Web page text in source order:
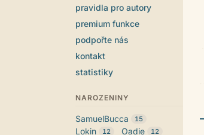
pravidla pro autory
premium funkce
podpořte nás
kontakt
statistiky
NAROZENINY
SamuelBucca 15
Lokin 12 Oadie 12